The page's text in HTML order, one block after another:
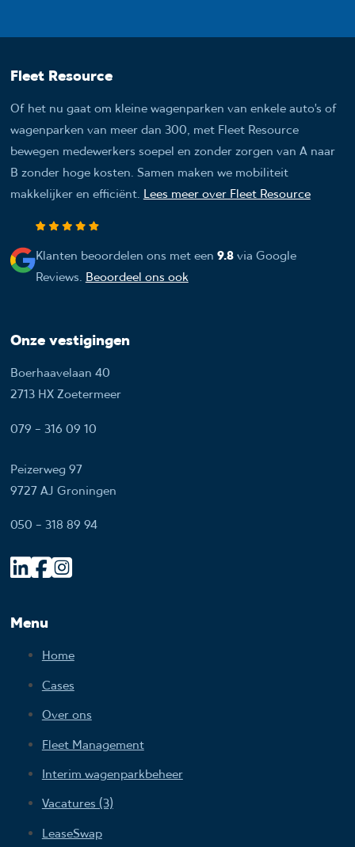
Fleet Resource
Of het nu gaat om kleine wagenparken van enkele auto’s of
wagenparken van meer dan 300, met Fleet Resource
bewegen medewerkers soepel en zonder zorgen van A naar
B zonder hoge kosten. Samen maken we mobiliteit
makkelijker en efficiënt.Lees meer over Fleet Resource
Klanten beoordelen ons met een 9.8via Google
Reviews.Beoordeel ons ook
Onze vestigingen
Boerhaavelaan 40
2713 HX Zoetermeer
079 - 316 09 10
Peizerweg 97
9727 AJ Groningen
050 - 318 89 94
Menu
Home
Cases
Over ons
Fleet Management
Interim wagenparkbeheer
Vacatures (3)
LeaseSwap